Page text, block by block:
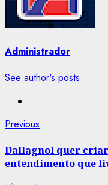
Administrador
See author's posts
Post
navigation
Previous
Dallagnol quer
entendimento que